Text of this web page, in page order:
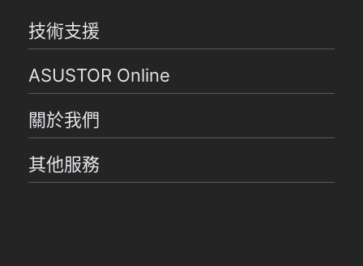
技術支援
ASUSTOR Online
關於我們
其他服務